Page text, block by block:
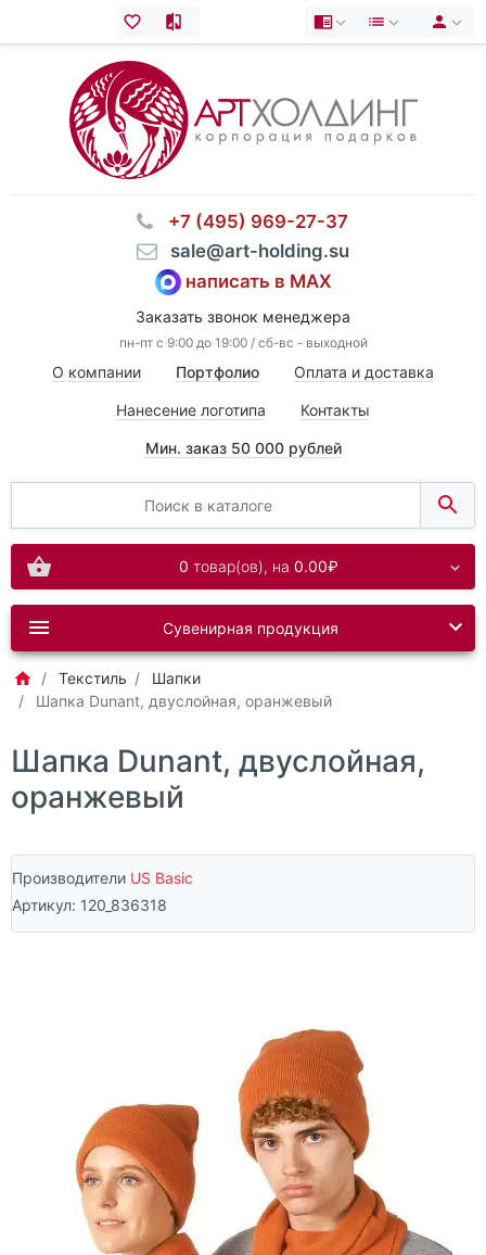
⠀+7 (495) 969-27-37
⠀sale@art-holding.su
написать в MAX
Заказать звонок менеджера
пн-пт с 9:00 до 19:00 / сб-вс - выходной
О компании Портфолио Оплата и доставка
Нанесение логотипа Контакты
Мин. заказ 50 000 рублей
0 товар(ов), на 0.00₽
Сувенирная продукция
Текстиль
Шапки
Шапка Dunant, двуслойная, оранжевый
Шапка Dunant, двуслойная,
оранжевый
Производители US Basic
Артикул: 120_836318